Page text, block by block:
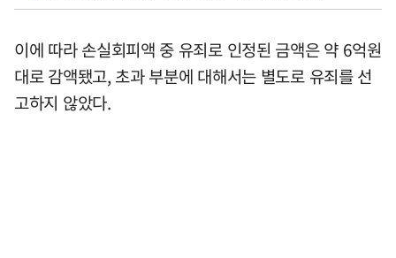
이에 따라 손실회피액 중 유죄로 인정된 금액은 약 6억원
대로 감액됐고, 초과 부분에 대해서는 별도로 유죄를 선
고하지 않았다.